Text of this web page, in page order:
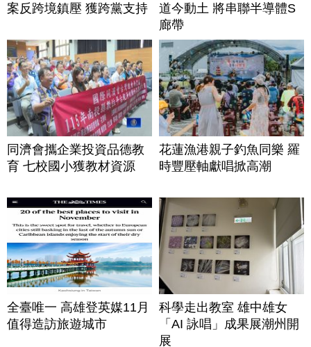
案反跨境鎮壓 獲跨黨支持
道今動土 將串聯半導體S
廊帶
同濟會攜企業投資品德教
育 七校國小獲教材資源
花蓮漁港親子釣魚同樂 羅
時豐壓軸獻唱掀高潮
全臺唯一 高雄登英媒11月
值得造訪旅遊城市
科學走出教室 雄中雄女
「AI 詠唱」成果展潮州開
展